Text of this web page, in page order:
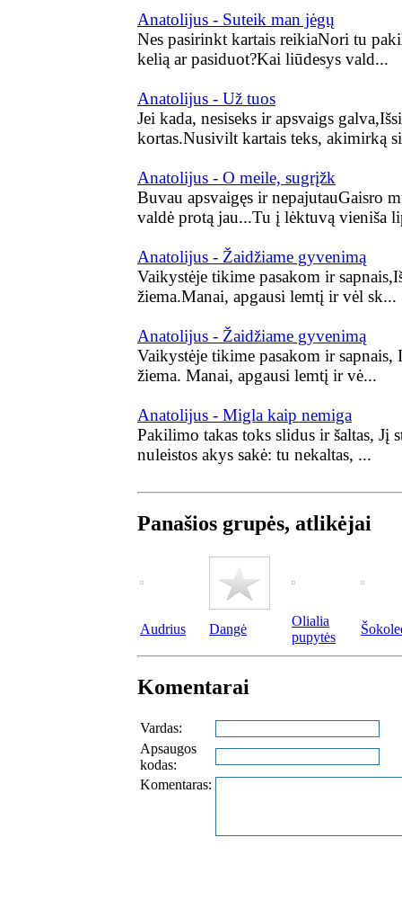
Anatolijus - Suteik man jėgų
Nes pasirinkt kartais reikiaNori tu
kelią ar pasiduot?Kai liūdesys vald...
Anatolijus - Už tuos
Jei kada, nesiseks ir apsvaigs
kortas.Nusivilt kartais teks, akimirką
Anatolijus - O meile, sugrįžk
Buvau apsvaigęs ir nepajutauGaisro
valdė protą jau...Tu į lėktuvą vieniša
Anatolijus - Žaidžiame gyvenimą
Vaikystėje tikime pasakom ir
žiema.Manai, apgausi lemtį ir vėl sk...
Anatolijus - Žaidžiame gyvenimą
Vaikystėje tikime pasakom ir sapnais,
žiema. Manai, apgausi lemtį ir vė...
Anatolijus - Migla kaip nemiga
Pakilimo takas toks slidus ir šaltas, Jį
nuleistos akys sakė: tu nekaltas, ...
Panašios grupės, atlikėjai
Audrius Dangė
Olialia
pupytės
Komentarai
Vardas:
Apsaugos
kodas:
Komentaras: